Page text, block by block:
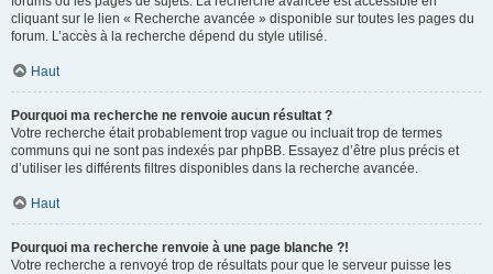
cliquant sur le lien « Recherche avancée » disponible sur toutes les pages du
forum. L’accès à la recherche dépend du style utilisé.
Haut
Pourquoi ma recherche ne renvoie aucun résultat ?
Votre recherche était probablement trop vague ou incluait trop de termes
communs qui ne sont pas indexés par phpBB. Essayez d’être plus précis et
d’utiliser les différents filtres disponibles dans la recherche avancée.
Haut
Pourquoi ma recherche renvoie à une page blanche ?!
Votre recherche a renvoyé trop de résultats pour que le serveur puisse les